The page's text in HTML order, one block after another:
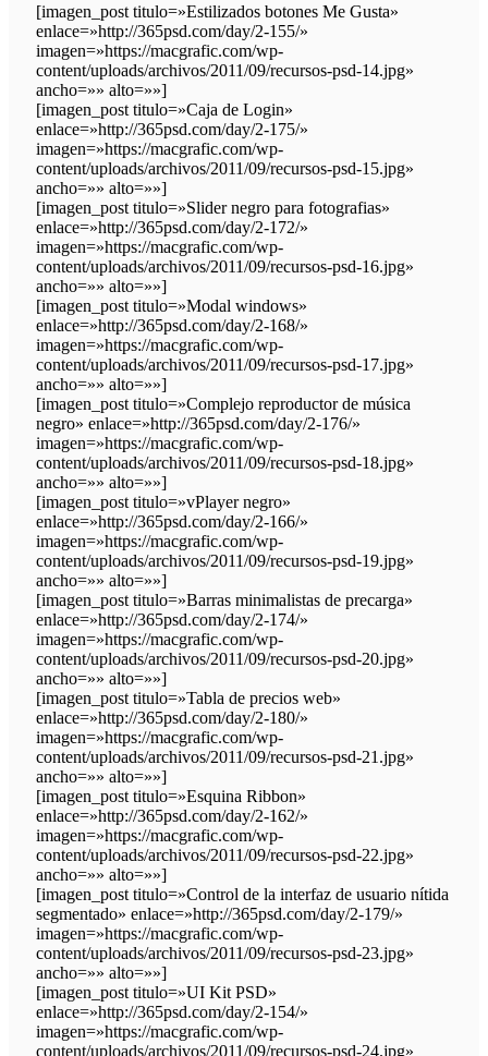
[imagen_post titulo=»Estilizados botones Me Gusta»
enlace=»http://365psd.com/day/2-155/»
imagen=»https://macgrafic.com/wp-
content/uploads/archivos/2011/09/recursos-psd-14.jpg»
ancho=»» alto=»»]
[imagen_post titulo=»Caja de Login»
enlace=»http://365psd.com/day/2-175/»
imagen=»https://macgrafic.com/wp-
content/uploads/archivos/2011/09/recursos-psd-15.jpg»
ancho=»» alto=»»]
[imagen_post titulo=»Slider negro para fotografias»
enlace=»http://365psd.com/day/2-172/»
imagen=»https://macgrafic.com/wp-
content/uploads/archivos/2011/09/recursos-psd-16.jpg»
ancho=»» alto=»»]
[imagen_post titulo=»Modal windows»
enlace=»http://365psd.com/day/2-168/»
imagen=»https://macgrafic.com/wp-
content/uploads/archivos/2011/09/recursos-psd-17.jpg»
ancho=»» alto=»»]
[imagen_post titulo=»Complejo reproductor de música
negro» enlace=»http://365psd.com/day/2-176/»
imagen=»https://macgrafic.com/wp-
content/uploads/archivos/2011/09/recursos-psd-18.jpg»
ancho=»» alto=»»]
[imagen_post titulo=»vPlayer negro»
enlace=»http://365psd.com/day/2-166/»
imagen=»https://macgrafic.com/wp-
content/uploads/archivos/2011/09/recursos-psd-19.jpg»
ancho=»» alto=»»]
[imagen_post titulo=»Barras minimalistas de precarga»
enlace=»http://365psd.com/day/2-174/»
imagen=»https://macgrafic.com/wp-
content/uploads/archivos/2011/09/recursos-psd-20.jpg»
ancho=»» alto=»»]
[imagen_post titulo=»Tabla de precios web»
enlace=»http://365psd.com/day/2-180/»
imagen=»https://macgrafic.com/wp-
content/uploads/archivos/2011/09/recursos-psd-21.jpg»
ancho=»» alto=»»]
[imagen_post titulo=»Esquina Ribbon»
enlace=»http://365psd.com/day/2-162/»
imagen=»https://macgrafic.com/wp-
content/uploads/archivos/2011/09/recursos-psd-22.jpg»
ancho=»» alto=»»]
[imagen_post titulo=»Control de la interfaz de usuario nítida
segmentado» enlace=»http://365psd.com/day/2-179/»
imagen=»https://macgrafic.com/wp-
content/uploads/archivos/2011/09/recursos-psd-23.jpg»
ancho=»» alto=»»]
[imagen_post titulo=»UI Kit PSD»
enlace=»http://365psd.com/day/2-154/»
imagen=»https://macgrafic.com/wp-
content/uploads/archivos/2011/09/recursos-psd-24.jpg»